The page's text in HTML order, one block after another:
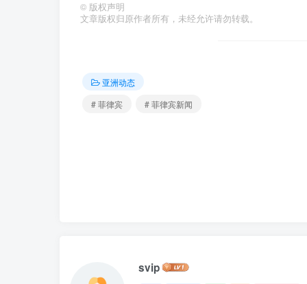
© 版权声明
文章版权归原作者所有，未经允许请勿转载。
亚洲动态
# 菲律宾
# 菲律宾新闻
svip